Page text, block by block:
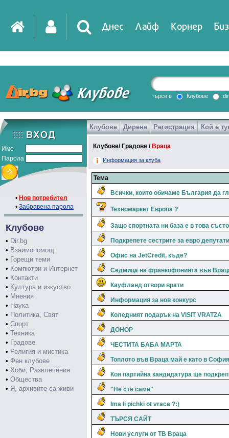
Днес Лайф Корнер
DirTV Impressio
Games
търси в Клубове
Име
Парола
• Нов потребител
• Забравена парола
Клубове
• Dir.bg
• Взаимопомощ
• Горещи теми
• Компютри и Интернет
• Контакти
• Култура и изкуство
• Мнения
• Наука
• Политика, Свят
• Спорт
• Техника
• Градове
• Религия и мистика
• Фен клубове
• Хоби, Развлечения
• Общества
• Я, архивите са живи
Клубове Дирене Регистрация Кой е
Клубове/ Градове / Враца
Информация за клуба
Тема
Всички, които обичаме България да
Техномаркет Европа ?
Защо спортната ни база е в това
Подкрепете сестрите за евро депутати
Офис на JetCredit, къде?
Седмица на франкофонията във
Кауфланд отвори врати
Информация за нов конкурс
Коледният подарък на VISIT VRATZA
ДОНОР
ЧЕСТИТА БАБА МАРТА
Топлото във Враца май е като в
Коя партийна кандидатура ще
"Не сте сами"
Ima li pichki ot vraca ?:)
ТЪРСЯ САЙТ
Нови услуги от ТВ Враца